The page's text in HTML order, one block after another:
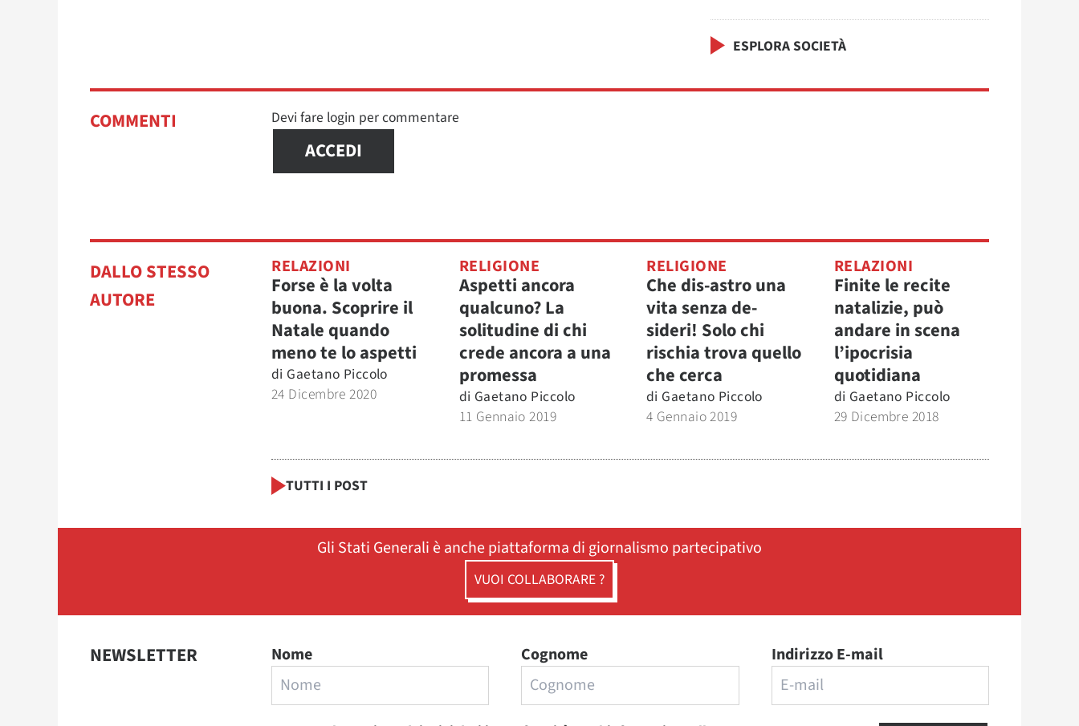
ESPLORA SOCIETÀ
COMMENTI Devi fare login per commentare
ACCEDI
DALLO STESSO
AUTORE
RELAZIONI
Forse è la volta
buona. Scoprire il
Natale quando
meno te lo aspetti
di Gaetano Piccolo
24 Dicembre 2020
RELIGIONE
Aspetti ancora
qualcuno? La
solitudine di chi
crede ancora a una
promessa
di Gaetano Piccolo
11 Gennaio 2019
RELIGIONE
Che dis-astro una
vita senza de-
sideri! Solo chi
rischia trova quello
che cerca
di Gaetano Piccolo
4 Gennaio 2019
RELAZIONI
Finite le recite
natalizie, può
andare in scena
l’ipocrisia
quotidiana
di Gaetano Piccolo
29 Dicembre 2018
TUTTI I POST
Gli Stati Generali è anche piattaforma di giornalismo partecipativo
VUOI COLLABORARE ?
NEWSLETTER Nome Cognome Indirizzo E-mail